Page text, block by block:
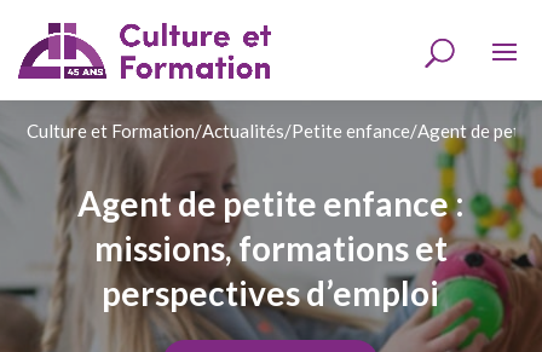
Culture et Formation/Actualités/Petite enfance/Agent de
Agent de petite enfance :
missions, formations et
perspectives d’emploi